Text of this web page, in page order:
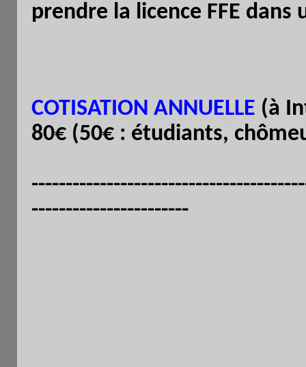
prendre la licence FFE dans
COTISATION ANNUELLE (à
80€ (50€ : étudiants,
-----------------------